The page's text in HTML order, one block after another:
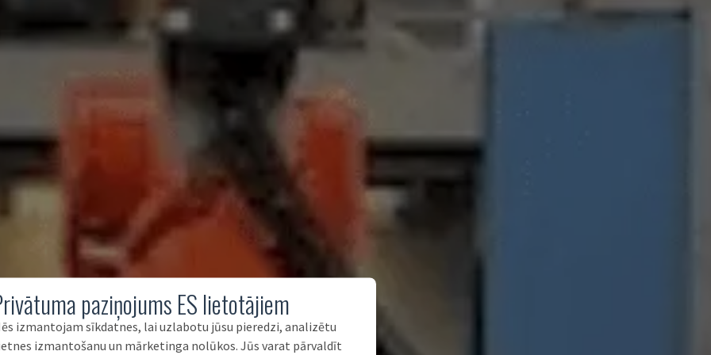
paziņojums ES lietotājiem
izmantojam sīkdatnes, lai uzlabotu jūsu pieredzi, analizētu
izmantošanu un mārketinga nolūkos. Jūs varat pārvaldīt